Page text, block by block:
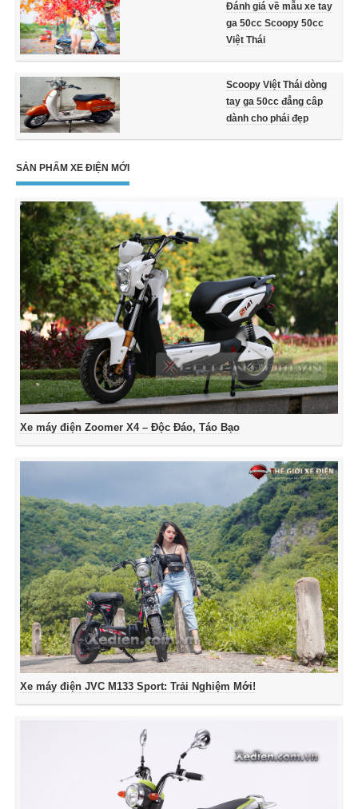
Đánh giá về mẫu xe tay
ga 50cc Scoopy 50cc
Việt Thái
Scoopy Việt Thái dòng
tay ga 50cc đẳng câp
dành cho phái đẹp
SẢN PHẨM XE ĐIỆN MỚI
Xe máy điện Zoomer X4 – Độc Đáo, Táo Bạo
Xe máy điện JVC M133 Sport: Trải Nghiệm Mới!